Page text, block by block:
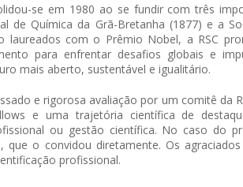
se em 1980 ao se fundir com três
de Química da Grã-Bretanha (1877) e a
laureados com o Prêmio Nobel, a RSC
para enfrentar desafios globais e
mais aberto, sustentável e igualitário.
e rigorosa avaliação por um comitê da
e uma trajetória científica de
ou gestão científica. No caso do
o convidou diretamente. Os
profissional.
and
Journal of Molecular Liquids